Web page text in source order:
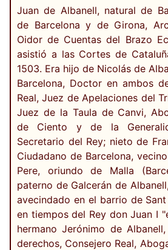
Juan de Albanell, natural de
de Barcelona y de Girona,
Oidor de Cuentas del Brazo
asistió a las Cortes de
1503. Era hijo de Nicolás de
Barcelona, Doctor en ambos
Real, Juez de Apelaciones del
Juez de la Taula de Canvi,
de Ciento y de la
Secretario del Rey; nieto de
Ciudadano de Barcelona,
Pere, oriundo de Malla
paterno de Galcerán de
avecindado en el barrio de
en tiempos del Rey don Juan I
hermano Jerónimo de
derechos, Consejero Real,